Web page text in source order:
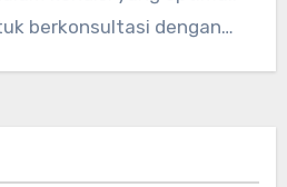
berkonsultasi dengan